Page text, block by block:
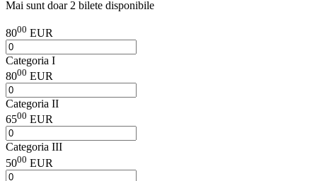
Mai sunt doar 2 bilete disponibile
8000 EUR
Categoria I
8000 EUR
Categoria II
6500 EUR
Categoria III
5000 EUR